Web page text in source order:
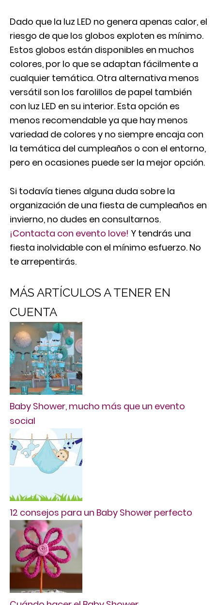
Dado que la luz LED no genera apenas calor, el
riesgo de que los globos exploten es mínimo.
Estos globos están disponibles en muchos
colores, por lo que se adaptan fácilmente a
cualquier temática. Otra alternativa menos
versátil son los farolillos de papel también
con luz LED en su interior. Esta opción es
menos recomendable ya que hay menos
variedad de colores y no siempre encaja con
la temática del cumpleaños o con el entorno,
pero en ocasiones puede ser la mejor opción.
Si todavía tienes alguna duda sobre la
organización de una fiesta de cumpleaños en
invierno, no dudes en consultarnos.
¡Contacta con evento love! Y tendrás una
fiesta inolvidable con el mínimo esfuerzo. No
te arrepentirás.
MÁS ARTÍCULOS A TENER EN
CUENTA
Baby Shower, mucho más que un evento
social
12 consejos para un Baby Shower perfecto